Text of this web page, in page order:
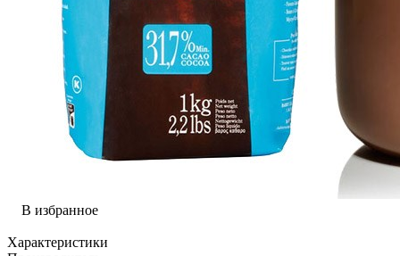
В избранное
Характеристики